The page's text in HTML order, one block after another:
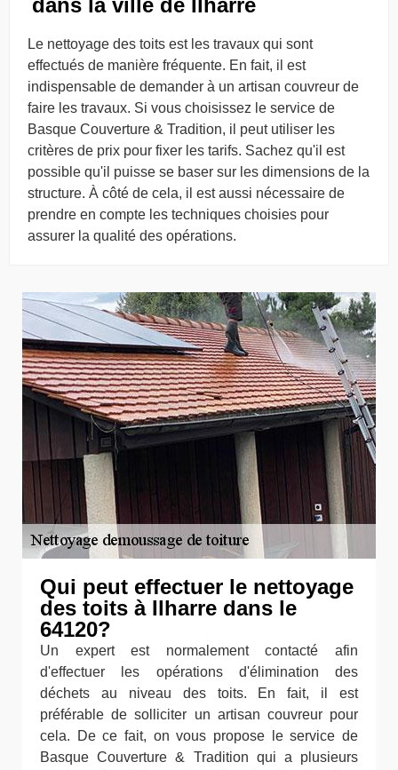
dans la ville de Ilharre
Le nettoyage des toits est les travaux qui sont
effectués de manière fréquente. En fait, il est
indispensable de demander à un artisan couvreur de
faire les travaux. Si vous choisissez le service de
Basque Couverture & Tradition, il peut utiliser les
critères de prix pour fixer les tarifs. Sachez qu'il est
possible qu'il puisse se baser sur les dimensions de la
structure. À côté de cela, il est aussi nécessaire de
prendre en compte les techniques choisies pour
assurer la qualité des opérations.
Qui peut effectuer le nettoyage
des toits à Ilharre dans le
64120?
Un expert est normalement contacté afin
d'effectuer les opérations d'élimination des
déchets au niveau des toits. En fait, il est
préférable de solliciter un artisan couvreur pour
cela. De ce fait, on vous propose le service de
Basque Couverture & Tradition qui a plusieurs